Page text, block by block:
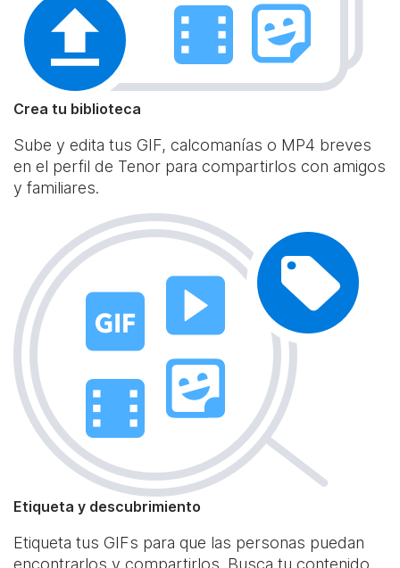
Crea tu biblioteca
Sube y edita tus GIF, calcomanías o MP4 breves
en el perfil de Tenor para compartirlos con amigos
y familiares.
Etiqueta y descubrimiento
Etiqueta tus GIFs para que las personas puedan
encontrarlos y compartirlos. Busca tu contenido